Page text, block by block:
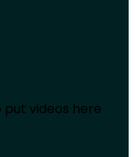
videos here